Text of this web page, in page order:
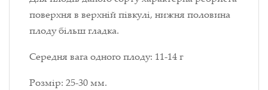
поверхня в верхній півкулі, нижня половина
плоду більш гладка.
Середня вага одного плоду: 11-14 г
Розмір: 25-30 мм.